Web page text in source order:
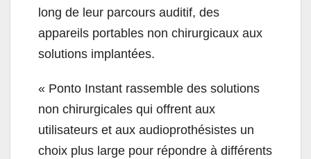
long de leur parcours auditif, des
appareils portables non chirurgicaux aux
solutions implantées.
« Ponto Instant rassemble des solutions
non chirurgicales qui offrent aux
utilisateurs et aux audioprothésistes un
choix plus large pour répondre à différents